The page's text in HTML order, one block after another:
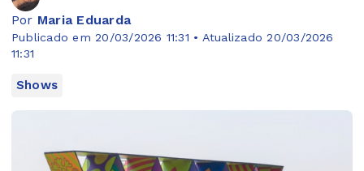
Por Maria Eduarda
Publicado em 20/03/2026 11:31 • Atualizado 20/03/2026
11:31
Shows